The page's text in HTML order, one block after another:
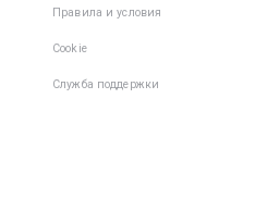
Правила и условия
Cookie
Служба поддержки